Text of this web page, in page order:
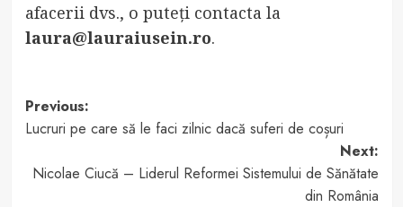
afacerii dvs., o puteți contacta la
laura@lauraiusein.ro.
Post
navigation
Previous:
Lucruri pe care să le faci zilnic dacă suferi de coșuri
Next:
Nicolae Ciucă – Liderul Reformei Sistemului de Sănătate
din România